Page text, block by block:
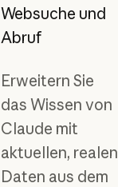
Websuche und
Abruf
Erweitern Sie
das Wissen von
Claude mit
aktuellen, realen
Daten aus dem